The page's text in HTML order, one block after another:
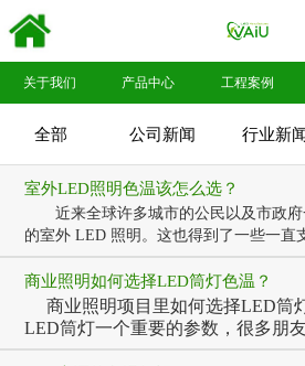
关于我们 产品中心 工程案例
全部 公司新闻 行业新闻
室外LED照明色温该怎么选？
近来全球许多城市的公民以及市政府
的室外 LED 照明。这也得到了一些一直
商业照明如何选择LED筒灯色温？
商业照明项目里如何选择LED筒
LED筒灯一个重要的参数，很多朋